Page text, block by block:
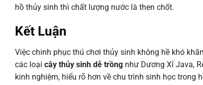
hồ thủy sinh thì chất lượng nước là then chốt.
Kết Luận
Việc chinh phục thú chơi thủy sinh không hề khó
các loại cây thủy sinh dễ trồng như Dương Xỉ Java,
kinh nghiệm, hiểu rõ hơn về chu trình sinh học